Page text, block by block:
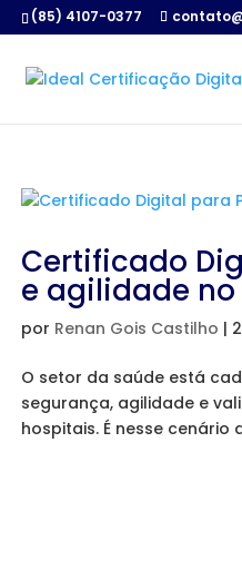
(85) 4107-0377
Certificado
e agilidade
por Renan Gois Castilho |
O setor da saúde está
segurança, agilidade e
hospitais. É nesse cenário